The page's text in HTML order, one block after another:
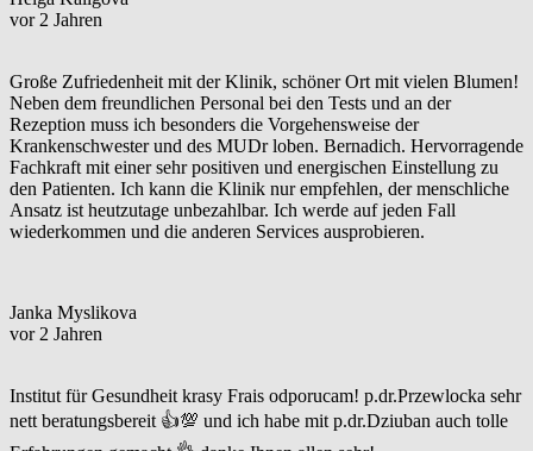
vor 2 Jahren
Große Zufriedenheit mit der Klinik, schöner Ort mit vielen Blumen!
Neben dem freundlichen Personal bei den Tests und an der
Rezeption muss ich besonders die Vorgehensweise der
Krankenschwester und des MUDr loben. Bernadich. Hervorragende
Fachkraft mit einer sehr positiven und energischen Einstellung zu
den Patienten. Ich kann die Klinik nur empfehlen, der menschliche
Ansatz ist heutzutage unbezahlbar. Ich werde auf jeden Fall
wiederkommen und die anderen Services ausprobieren.
Janka Myslikova
vor 2 Jahren
Institut für Gesundheit krasy Frais odporucam! p.dr.Przewlocka sehr
nett beratungsbereit 👍💯 und ich habe mit p.dr.Dziuban auch tolle